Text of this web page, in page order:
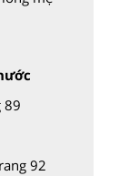
89
92